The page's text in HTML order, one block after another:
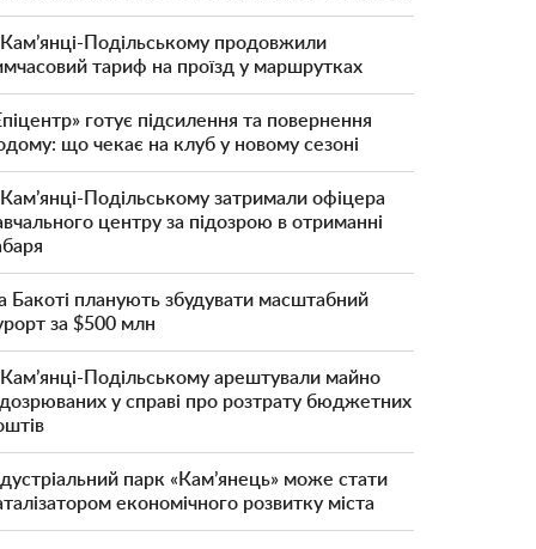
Подільському продовжили
тариф на проїзд у маршрутках
готує підсилення та повернення
що чекає на клуб у новому сезоні
Подільському затримали офіцера
центру за підозрою в отриманні
Бакоті планують збудувати масштабний
за $500 млн
Подільському арештували майно
у справі про розтрату бюджетних
парк «Кам’янець» може стати
економічного розвитку міста